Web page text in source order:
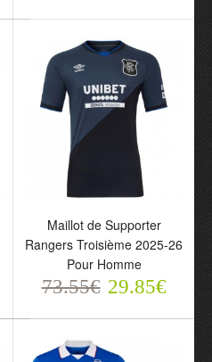
Maillot de Supporter
Rangers Troisième 2025-
26 Pour Homme
73.55€ 29.85€
Maillot de Supporter
Rangers Troisième 2025-26
Pour Homme
73.55€ 29.85€